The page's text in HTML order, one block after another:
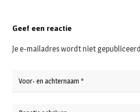
Geef een reactie
Je e-mailadres wordt niet